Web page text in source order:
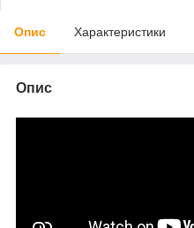
Опис Характеристики
Опис